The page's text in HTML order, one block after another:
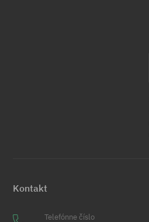
Kontakt
Telefónne číslo